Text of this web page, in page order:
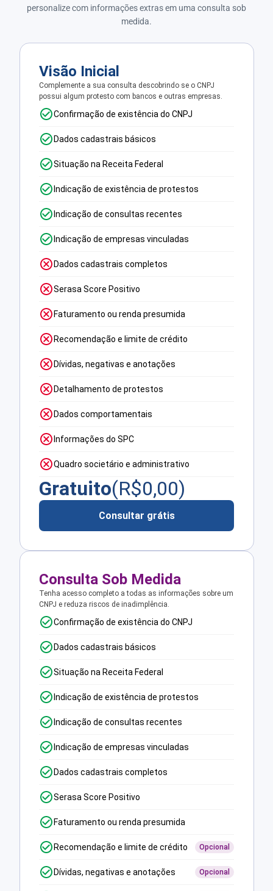
personalize com informações extras em uma consulta sob
medida.
Visão Inicial
Complemente a sua consulta descobrindo se o CNPJ
possui algum protesto com bancos e outras empresas.
Confirmação de existência do CNPJ
Dados cadastrais básicos
Situação na Receita Federal
Indicação de existência de protestos
Indicação de consultas recentes
Indicação de empresas vinculadas
Dados cadastrais completos
Serasa Score Positivo
Faturamento ou renda presumida
Recomendação e limite de crédito
Dívidas, negativas e anotações
Detalhamento de protestos
Dados comportamentais
Informações do SPC
Quadro societário e administrativo
Gratuito(R$0,00)
Consultar grátis
Consulta Sob Medida
Tenha acesso completo a todas as informações sobre um
CNPJ e reduza riscos de inadimplência.
Confirmação de existência do CNPJ
Dados cadastrais básicos
Situação na Receita Federal
Indicação de existência de protestos
Indicação de consultas recentes
Indicação de empresas vinculadas
Dados cadastrais completos
Serasa Score Positivo
Faturamento ou renda presumida
Recomendação e limite de crédito Opcional
Dívidas, negativas e anotações Opcional